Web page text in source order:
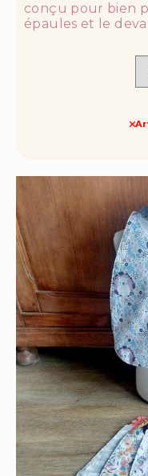
conçu pour bien
épaules et le